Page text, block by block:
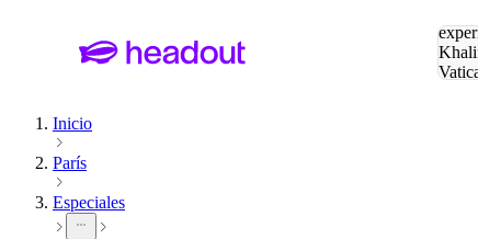
Inicio
París
Especiales